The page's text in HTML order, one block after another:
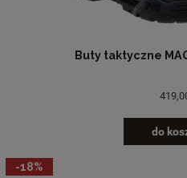
Buty taktyczne
do
-18%